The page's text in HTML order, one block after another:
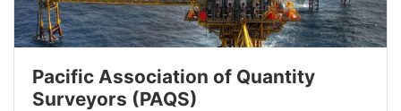
Pacific Association of Quantity
Surveyors (PAQS)